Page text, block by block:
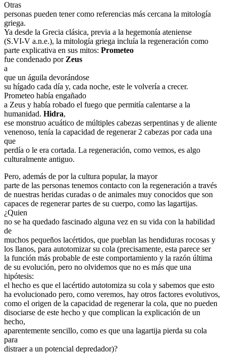
Otras
personas pueden tener como referencias más cercana la mitología
griega.
Ya desde la Grecia clásica, previa a la hegemonía ateniense
(S.VI-V a.n.e.), la mitología griega incluía la regeneración como
parte explicativa en sus mitos: Prometeo
fue condenado por Zeus
a
que un águila devorándose
su hígado cada día y, cada noche, este le volvería a crecer.
Prometeo había engañado
a Zeus y había robado el fuego que permitía calentarse a la
humanidad. Hidra,
ese monstruo acuático de múltiples cabezas serpentinas y de aliente
venenoso, tenía la capacidad de regenerar 2 cabezas por cada una
que
perdía o le era cortada. La regeneración, como vemos, es algo
culturalmente antiguo.
Pero, además de por la cultura popular, la mayor
parte de las personas tenemos contacto con la regeneración a través
de nuestras heridas curadas o de animales muy conocidos que son
capaces de regenerar partes de su cuerpo, como las lagartijas.
¿Quien
no se ha quedado fascinado alguna vez en su vida con la habilidad
de
muchos pequeños lacértidos, que pueblan las hendiduras rocosas y
los llanos, para autotomizar su cola (precisamente, esta parece ser
la función más probable de este comportamiento y la razón última
de su evolución, pero no olvidemos que no es más que una
hipótesis:
el hecho es que el lacértido autotomiza su cola y sabemos que esto
ha evolucionado pero, como veremos, hay otros factores evolutivos,
como el origen de la capacidad de regenerar la cola, que no pueden
disociarse de este hecho y que complican la explicación de un
hecho,
aparentemente sencillo, como es que una lagartija pierda su cola
para
distraer a un potencial depredador)?